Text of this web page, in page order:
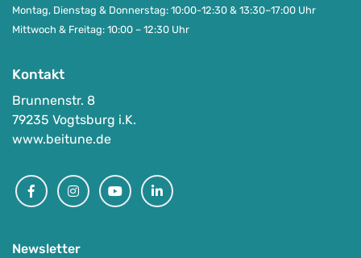
Top
Syöte /Finnland - Auf Karte anzeigen
Montag, Dienstag & Donnerstag: 10:00-12:30 & 13:30–17:00 Uhr
Mittwoch & Freitag: 10:00 – 12:30 Uhr
Kontakt
Brunnenstr. 8
79235 Vogtsburg i.K.
www.beitune.de
FacebookInstagramYoutubeLinkedin
Newsletter